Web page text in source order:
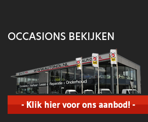
OCCASIONS BEKIJKEN